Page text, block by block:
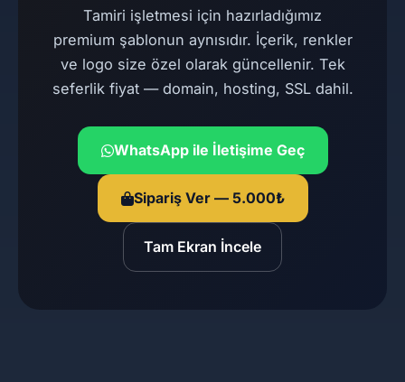
Tamiri işletmesi için hazırladığımız
premium şablonun aynısıdır. İçerik, renkler
ve logo size özel olarak güncellenir. Tek
seferlik fiyat — domain, hosting, SSL dahil.
WhatsApp ile İletişime Geç
Sipariş Ver — 5.000₺
Tam Ekran İncele